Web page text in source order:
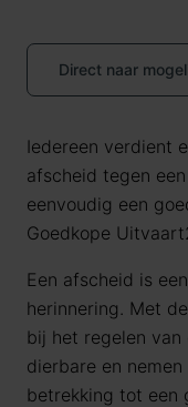
Direct naar
Iedereen verdient
afscheid tegen
eenvoudig een
Goedkope
Een afscheid is
herinnering. Met
bij het regelen
dierbare en
betrekking tot een